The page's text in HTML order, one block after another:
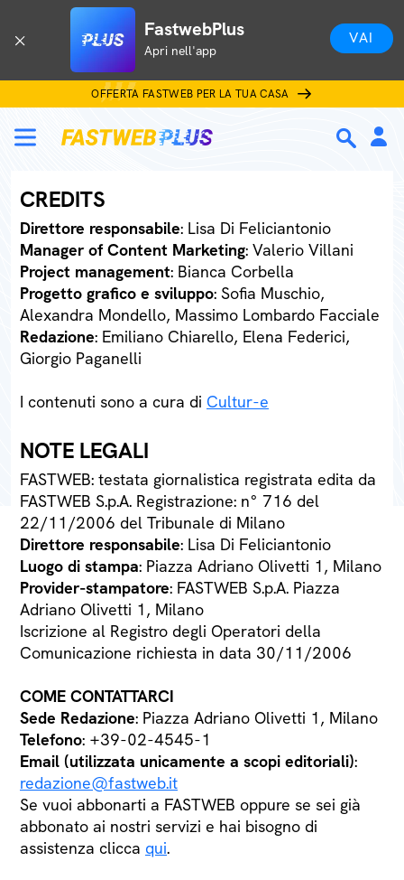
FastwebPlus
Apri nell'app
VAI
OFFERTA FASTWEB PER LA TUA CASA
CREDITS
Direttore responsabile: Lisa Di Feliciantonio
Manager of Content Marketing: Valerio Villani
Project management: Bianca Corbella
Progetto grafico e sviluppo: Sofia Muschio,
Alexandra Mondello, Massimo Lombardo Facciale
Redazione: Emiliano Chiarello, Elena Federici,
Giorgio Paganelli
I contenuti sono a cura di Cultur-e
NOTE LEGALI
FASTWEB: testata giornalistica registrata edita da
FASTWEB S.p.A. Registrazione: n° 716 del
22/11/2006 del Tribunale di Milano
Direttore responsabile: Lisa Di Feliciantonio
Luogo di stampa: Piazza Adriano Olivetti 1, Milano
Provider-stampatore: FASTWEB S.p.A. Piazza
Adriano Olivetti 1, Milano
Iscrizione al Registro degli Operatori della
Comunicazione richiesta in data 30/11/2006
COME CONTATTARCI
Sede Redazione: Piazza Adriano Olivetti 1, Milano
Telefono: +39-02-4545-1
Email (utilizzata unicamente a scopi editoriali):
redazione@fastweb.it
Se vuoi abbonarti a FASTWEB oppure se sei già
abbonato ai nostri servizi e hai bisogno di
assistenza clicca qui.